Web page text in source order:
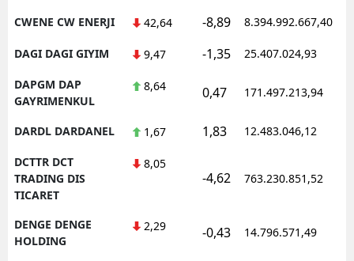
CWENE CW ENERJI 42,64 -8,89 8.394.992.667,40
DAGI DAGI GIYIM 9,47 -1,35 25.407.024,93
DAPGM DAP
GAYRIMENKUL
8,64 0,47 171.497.213,94
DARDL DARDANEL 1,67 1,83 12.483.046,12
DCTTR DCT
TRADING DIS
TICARET
8,05
-4,62 763.230.851,52
DENGE DENGE
HOLDING
2,29 -0,43 14.796.571,49